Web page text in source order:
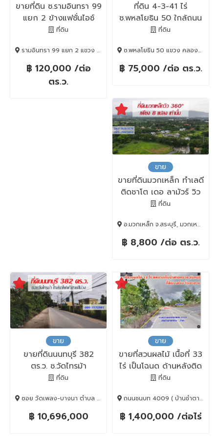
ขายที่ดิน ซ.รามอินทรา 99
แยก 2 ข้างแฟชั่นไอซ์
แลนด์ 362 ตร.ว.
ที่ดิน
รามอินทรา 99 แยก 2 แขวง คันนายาว เขตคันนายาว กรุงเทพมหานคร, คันนายาว, BANGKOK , 10230
฿ 120,000 /ต่อ
ตร.ว.
ที่ดิน 4-3-41 ไร่
ซ.พหลโยธิน 50 ใกล้ถนน
เทพรักษ์
ที่ดิน
ซ.พหลโยธิน 50 แขวง คลองถนน เขตสายไหม, สายไหม, BANGKOK , 10220
฿ 75,000 /ต่อ ตร.ว.
ขาย
ขายที่ดินมวกเหล็ก ทำเลดี
ติดชาโต เดอ ลามัวร์ วิว
พาโนรามา 8 แปลง
ที่ดิน
อ.มวกเหล็ก จ.สระบุรี, มวกเหล็ก, Saraburi, 18180
฿ 8,800 /ต่อ ตร.ว.
ขาย
ขายที่ดินนนทบุรี 382
ตร.ว. ซ.วัดไทรม้า
ที่ดิน
ซอย วัดเพลง-บางนา ตำบล บางรักน้อย อำเภอเมืองนนทบุรี นนทบุรี, เมืองนนทบุรี, Nonthaburi, 11000
฿ 10,696,000
ขาย
ขายที่สวนผลไม้ เนื้อที่ 33
ไร่ เป็นโฉนด ด้านหลังติด
อ่างเก็บน้ำศาลทราย
ที่ดิน
ถนนชนบท 4009 ( บ้านชำตาเรือง – น้ำขุ่น ) ต.คลองพลู, เขาคิชฌกูฏ, Chanthaburi, 22210
฿ 1,400,000 /ต่อไร่